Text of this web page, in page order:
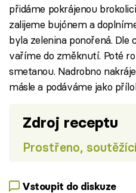
přidáme pokrájenou
zalijeme bujónem a
byla zelenina ponořená.
vaříme do změknutí. Poté
smetanou. Nadrobno
másle a podáváme jako
Zdroj receptu
Prostřeno,
Vstoupit do diskuze